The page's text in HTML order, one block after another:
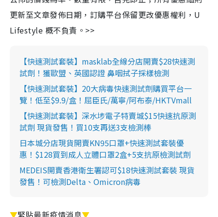
更新至文章發佈日期，訂購平台保留更改優惠權利，U
Lifestyle 概不負責。>>
【快速測試套裝】masklab全線分店開賣$28快速測
試劑！獲歐盟、英國認證 鼻咽拭子採樣檢測
【快速測試套裝】20大病毒快速測試劑購買平台一
覽！低至$9.9/盒！屈臣氏/萬寧/阿布泰/HKTVmall
【快速測試套裝】深水埗電子特賣城$15快速抗原測
試劑 現貨發售！買10支再送3支檢測棒
日本城分店現貨開賣KN95口罩+快速測試套裝優
惠！$128買到成人立體口罩2盒+5支抗原檢測試劑
MEDEIS開賣香港衛生署認可$18快速測試套裝 現貨
發售！可檢測Delta、Omicron病毒
▼緊貼最新疫情消息▼